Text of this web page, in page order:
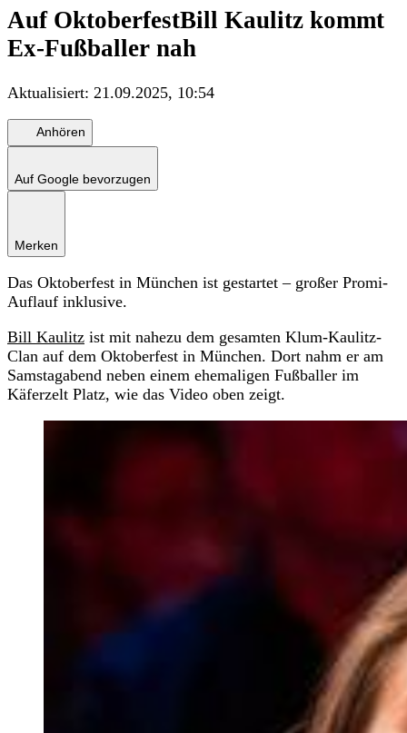
Auf OktoberfestBill Kaulitz kommt
Ex-Fußballer nah
Aktualisiert: 21.09.2025, 10:54
Anhören
Auf Google bevorzugen
Merken
Das Oktoberfest in München ist gestartet – großer Promi-
Auflauf inklusive.
Bill Kaulitz ist mit nahezu dem gesamten Klum-Kaulitz-
Clan auf dem Oktoberfest in München. Dort nahm er am
Samstagabend neben einem ehemaligen Fußballer im
Käferzelt Platz, wie das Video oben zeigt.